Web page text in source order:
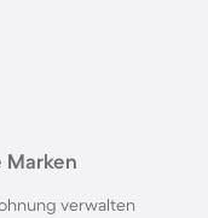
Marken
verwalten